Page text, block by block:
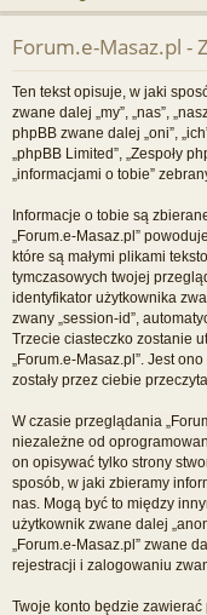
j
…
Forum.e-Masaz.pl -
Ten tekst opisuje, w jaki
zwane dalej „my”, „nas”,
phpBB zwane dalej „oni”,
„phpBB Limited”, „Zespoły
„informacjami o tobie”
Informacje o tobie są
„Forum.e-Masaz.pl”
które są małymi plikami
tymczasowych twojej
identyfikator użytkownika
zwany „session-id”,
Trzecie ciasteczko zostanie
„Forum.e-Masaz.pl”. Jest
zostały przez ciebie
W czasie przeglądania
niezależne od
on opisywać tylko strony
sposób, w jaki zbieramy
nas. Mogą być to między
użytkownik zwane dalej
„Forum.e-Masaz.pl” zwane
rejestracji i zalogowaniu
Twoje konto będzie